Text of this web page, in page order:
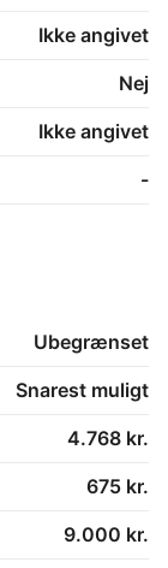
Ikke angivet
Nej
Ikke angivet
-
Ubegrænset
Snarest muligt
4.768 kr.
675 kr.
9.000 kr.